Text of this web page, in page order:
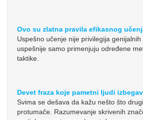
Ovo su zlatna pravila efikasnog
Uspešno učenje nije privilegija
uspešnije samo primenjuju određene
taktike.
Devet fraza koje pametni ljudi
Svima se dešava da kažu nešto što
protumače. Razumevanje skrivenih